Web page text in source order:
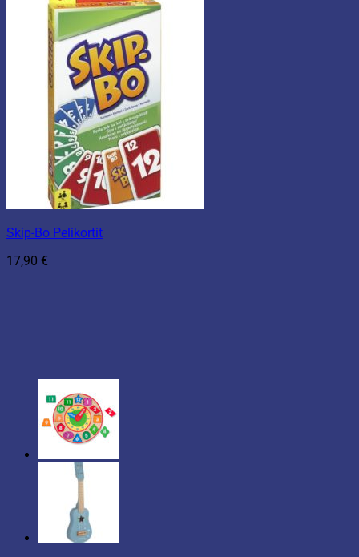
Skip-Bo Pelikortit
17,90 €